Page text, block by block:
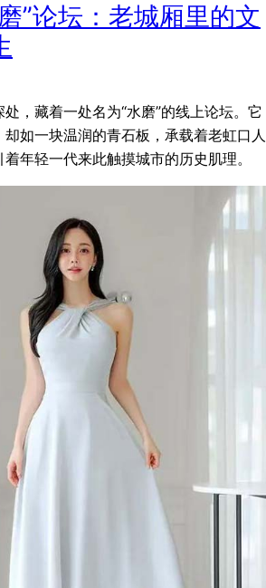
”论坛：老城厢里的文
，藏着一处名为“水磨”的线上论坛。它
如一块温润的青石板，承载着老虹口人
年轻一代来此触摸城市的历史肌理。